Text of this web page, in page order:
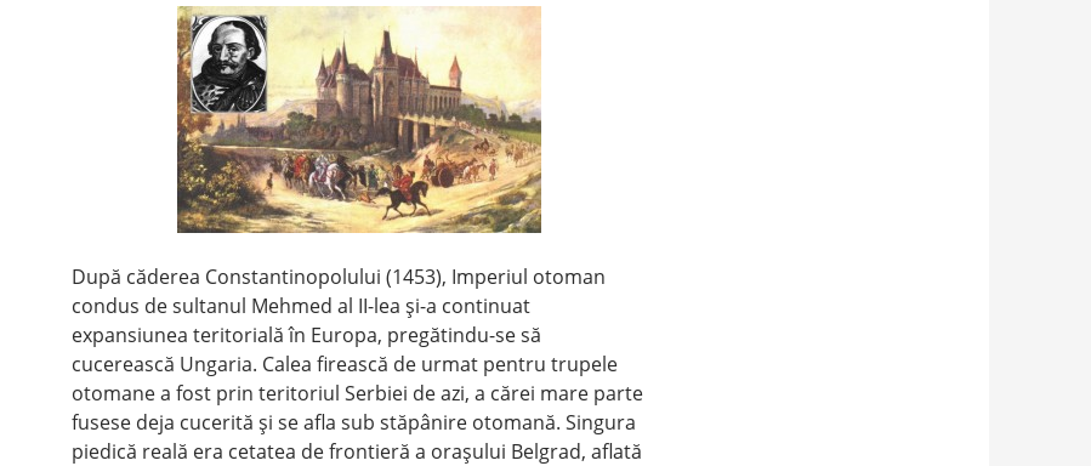
După căderea Constantinopolului (1453), Imperiul otoman
condus de sultanul Mehmed al II-lea şi-a continuat
expansiunea teritorială în Europa, pregătindu-se să
cucerească Ungaria. Calea firească de urmat pentru trupele
otomane a fost prin teritoriul Serbiei de azi, a cărei mare parte
fusese deja cucerită şi se afla sub stăpânire otomană. Singura
piedică reală era cetatea de frontieră a oraşului Belgrad, aflată